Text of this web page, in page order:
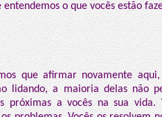
o que vocês estão
que afirmar novamente
lidando, a maioria delas não
próximas a vocês na sua vida.